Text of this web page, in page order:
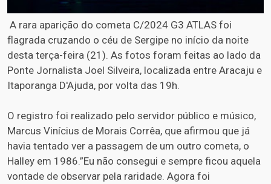
A rara aparição do cometa C/2024 G3 ATLAS foi
flagrada cruzando o céu de Sergipe no início da noite
desta terça-feira (21). As fotos foram feitas ao lado da
Ponte Jornalista Joel Silveira, localizada entre Aracaju e
Itaporanga D'Ajuda, por volta das 19h.
O registro foi realizado pelo servidor público e músico,
Marcus Vinícius de Morais Corrêa, que afirmou que já
havia tentado ver a passagem de um outro cometa, o
Halley em 1986.”Eu não consegui e sempre ficou aquela
vontade de observar pela raridade. Agora foi